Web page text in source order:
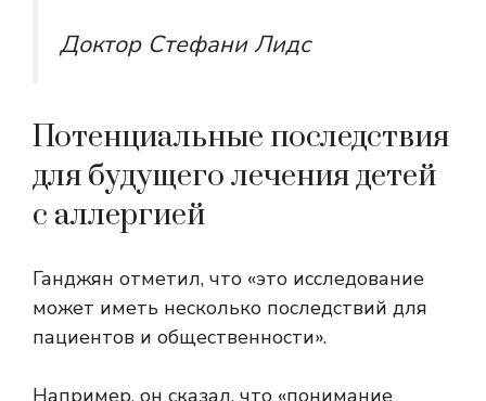
Доктор Стефани Лидс
Потенциальные последствия
для будущего лечения детей
с аллергией
Ганджян отметил, что «это исследование
может иметь несколько последствий для
пациентов и общественности».
Например, он сказал, что «понимание